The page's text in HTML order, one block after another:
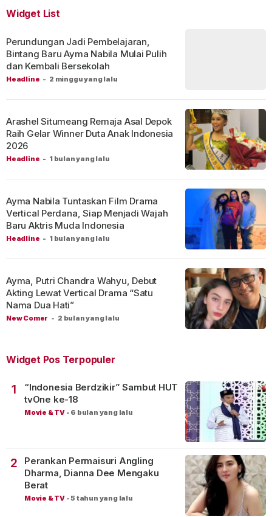
Widget List
Headline - 2 minggu yang lalu
Perundungan Jadi Pembelajaran,
Bintang Baru Ayma Nabila Mulai Pulih
dan Kembali Bersekolah
Headline - 1 bulan yang lalu
Arashel Situmeang Remaja Asal Depok
Raih Gelar Winner Duta Anak Indonesia
2026
Headline - 1 bulan yang lalu
Ayma Nabila Tuntaskan Film Drama
Vertical Perdana, Siap Menjadi Wajah
Baru Aktris Muda Indonesia
New Comer - 2 bulan yang lalu
Ayma, Putri Chandra Wahyu, Debut
Akting Lewat Vertical Drama “Satu
Nama Dua Hati”
Widget Pos Terpopuler
1
“Indonesia Berdzikir” Sambut HUT
tvOne ke-18
Movie & TV - 6 bulan yang lalu
2
Perankan Permaisuri Angling
Dharma, Dianna Dee Mengaku
Berat
Movie & TV -5 tahun yang lalu